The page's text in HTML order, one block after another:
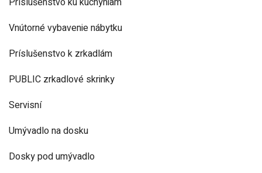
Vnútorné vybavenie nábytku
Príslušenstvo k zrkadlám
PUBLIC zrkadlové skrinky
Servisní
Umývadlo na dosku
Dosky pod umývadlo